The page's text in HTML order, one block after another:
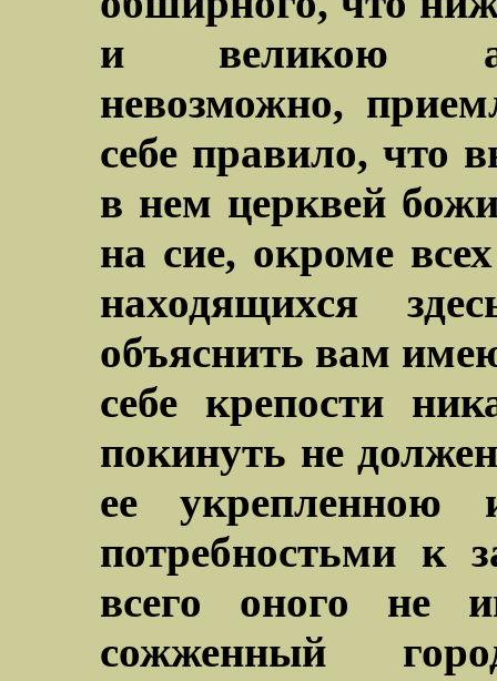
и великою
невозможно,
себе правило, что
в нем церквей
на сие, окроме
находящихся
объяснить вам
себе крепости
покинуть не
ее
потребностьми к
всего оного не
сожженный